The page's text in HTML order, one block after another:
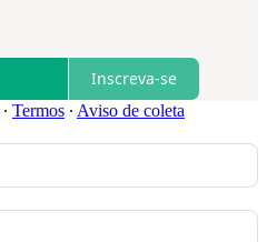
Inscreva-se
∙ Termos ∙ Aviso de coleta